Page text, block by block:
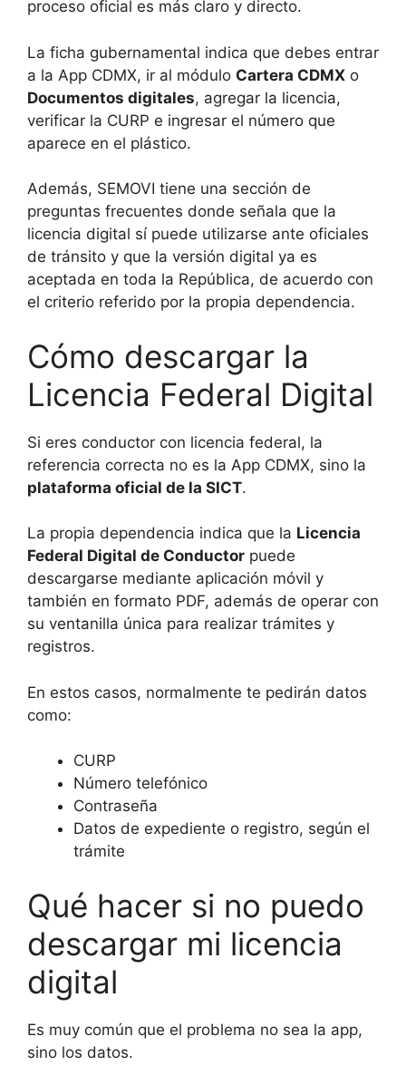
proceso oficial es más claro y directo.
La ficha gubernamental indica que debes entrar
a la App CDMX, ir al módulo Cartera CDMX o
Documentos digitales, agregar la licencia,
verificar la CURP e ingresar el número que
aparece en el plástico.
Además, SEMOVI tiene una sección de
preguntas frecuentes donde señala que la
licencia digital sí puede utilizarse ante oficiales
de tránsito y que la versión digital ya es
aceptada en toda la República, de acuerdo con
el criterio referido por la propia dependencia.
Cómo descargar la
Licencia Federal Digital
Si eres conductor con licencia federal, la
referencia correcta no es la App CDMX, sino la
plataforma oficial de la SICT.
La propia dependencia indica que la Licencia
Federal Digital de Conductor puede
descargarse mediante aplicación móvil y
también en formato PDF, además de operar con
su ventanilla única para realizar trámites y
registros.
En estos casos, normalmente te pedirán datos
como:
CURP
Número telefónico
Contraseña
Datos de expediente o registro, según el
trámite
Qué hacer si no puedo
descargar mi licencia
digital
Es muy común que el problema no sea la app,
sino los datos.